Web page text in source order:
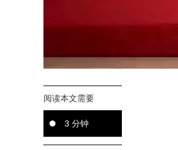
阅读本文需要
3 分钟